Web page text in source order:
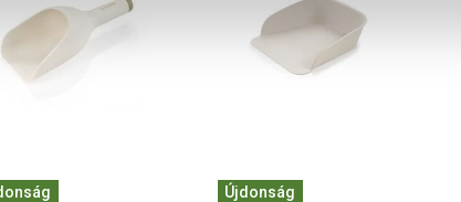
Újdonság